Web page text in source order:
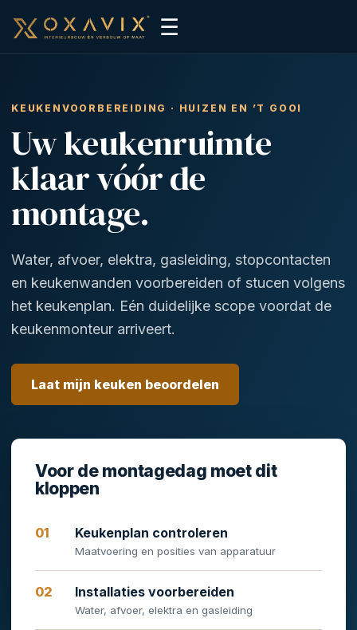
☰
KEUKENVOORBEREIDING · HUIZEN EN ’T GOOI
Uw keukenruimte
klaar vóór de
montage.
Water, afvoer, elektra, gasleiding, stopcontacten
en keukenwanden voorbereiden of stucen volgens
het keukenplan. Eén duidelijke scope voordat de
keukenmonteur arriveert.
Laat mijn keuken beoordelen
Voor de montagedag moet dit
kloppen
Keukenplan controleren
Maatvoering en posities van apparatuur
Installaties voorbereiden
Water, afvoer, elektra en gasleiding